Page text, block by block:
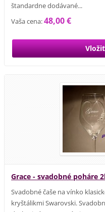
štandardne dodávané...
Vaša cena:48,00 €
Grace - svadobné poháre
Svadobné čaše na vínko
kryštálikmi Swarovski.